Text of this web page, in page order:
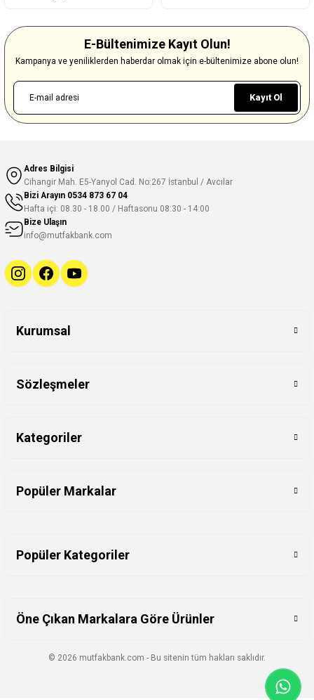
E-Bültenimize Kayıt Olun!
Kampanya ve yeniliklerden haberdar olmak için e-bültenimize abone olun!
Kayıt Ol
Adres Bilgisi
Cihangir Mah. E5-Yanyol Cad. No:267 İstanbul / Avcılar
Bizi Arayın 0534 873 67 04
Hafta içi: 08.30 - 18.00 / Haftasonu 08:30 - 14:00
Bize Ulaşın
info@mutfakbank.com
Kurumsal
Sözleşmeler
Kategoriler
Popüler Markalar
Popüler Kategoriler
Öne Çıkan Markalara Göre Ürünler
© 2026 mutfakbank.com - Bu sitenin tüm hakları saklıdır.